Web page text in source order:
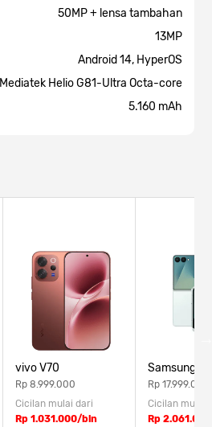
50MP + lensa tambahan
13MP
Android 14, HyperOS
Mediatek Helio G81-Ultra Octa-core
5.160 mAh
vivo V70
Rp 8.999.000
Cicilan mulai dari
Rp 1.031.000/bln
Samsung Z
Rp 17.999.000
Cicilan mulai
Rp